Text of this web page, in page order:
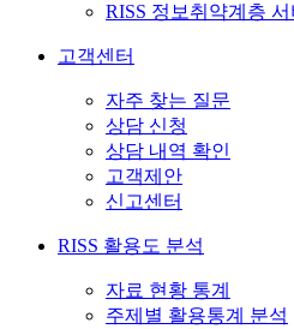
RISS 정보취약계층
고객센터
자주 찾는 질문
상담 신청
상담 내역 확인
고객제안
신고센터
RISS 활용도 분석
자료 현황 통계
주제별 활용통계 분석